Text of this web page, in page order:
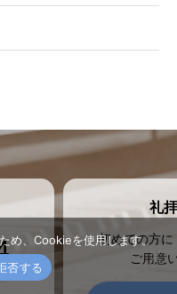
礼
初めての方
ご用意
め、Cookieを使用します。
否する